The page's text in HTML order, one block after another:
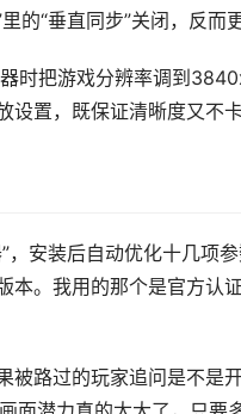
的“垂直同步”关闭，反而
时把游戏分辨率调到
置，既保证清晰度又不卡
，安装后自动优化十几项
本。我用的那个是官方认
路过的玩家追问是不是